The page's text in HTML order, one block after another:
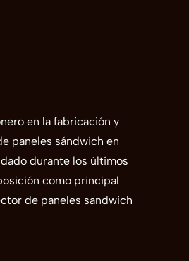
en la fabricación y
paneles sándwich en
durante los últimos
como principal
de paneles sandwich